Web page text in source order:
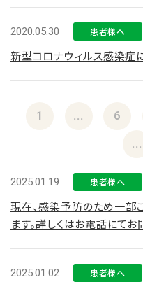
2020.05.30 患者様へ
新型コロナウィルス感染症
1 ... 6
...
2025.01.19 患者様へ
現在、感染予防のため一部
ます。詳しくはお電話にてお
2025.01.02 患者様へ